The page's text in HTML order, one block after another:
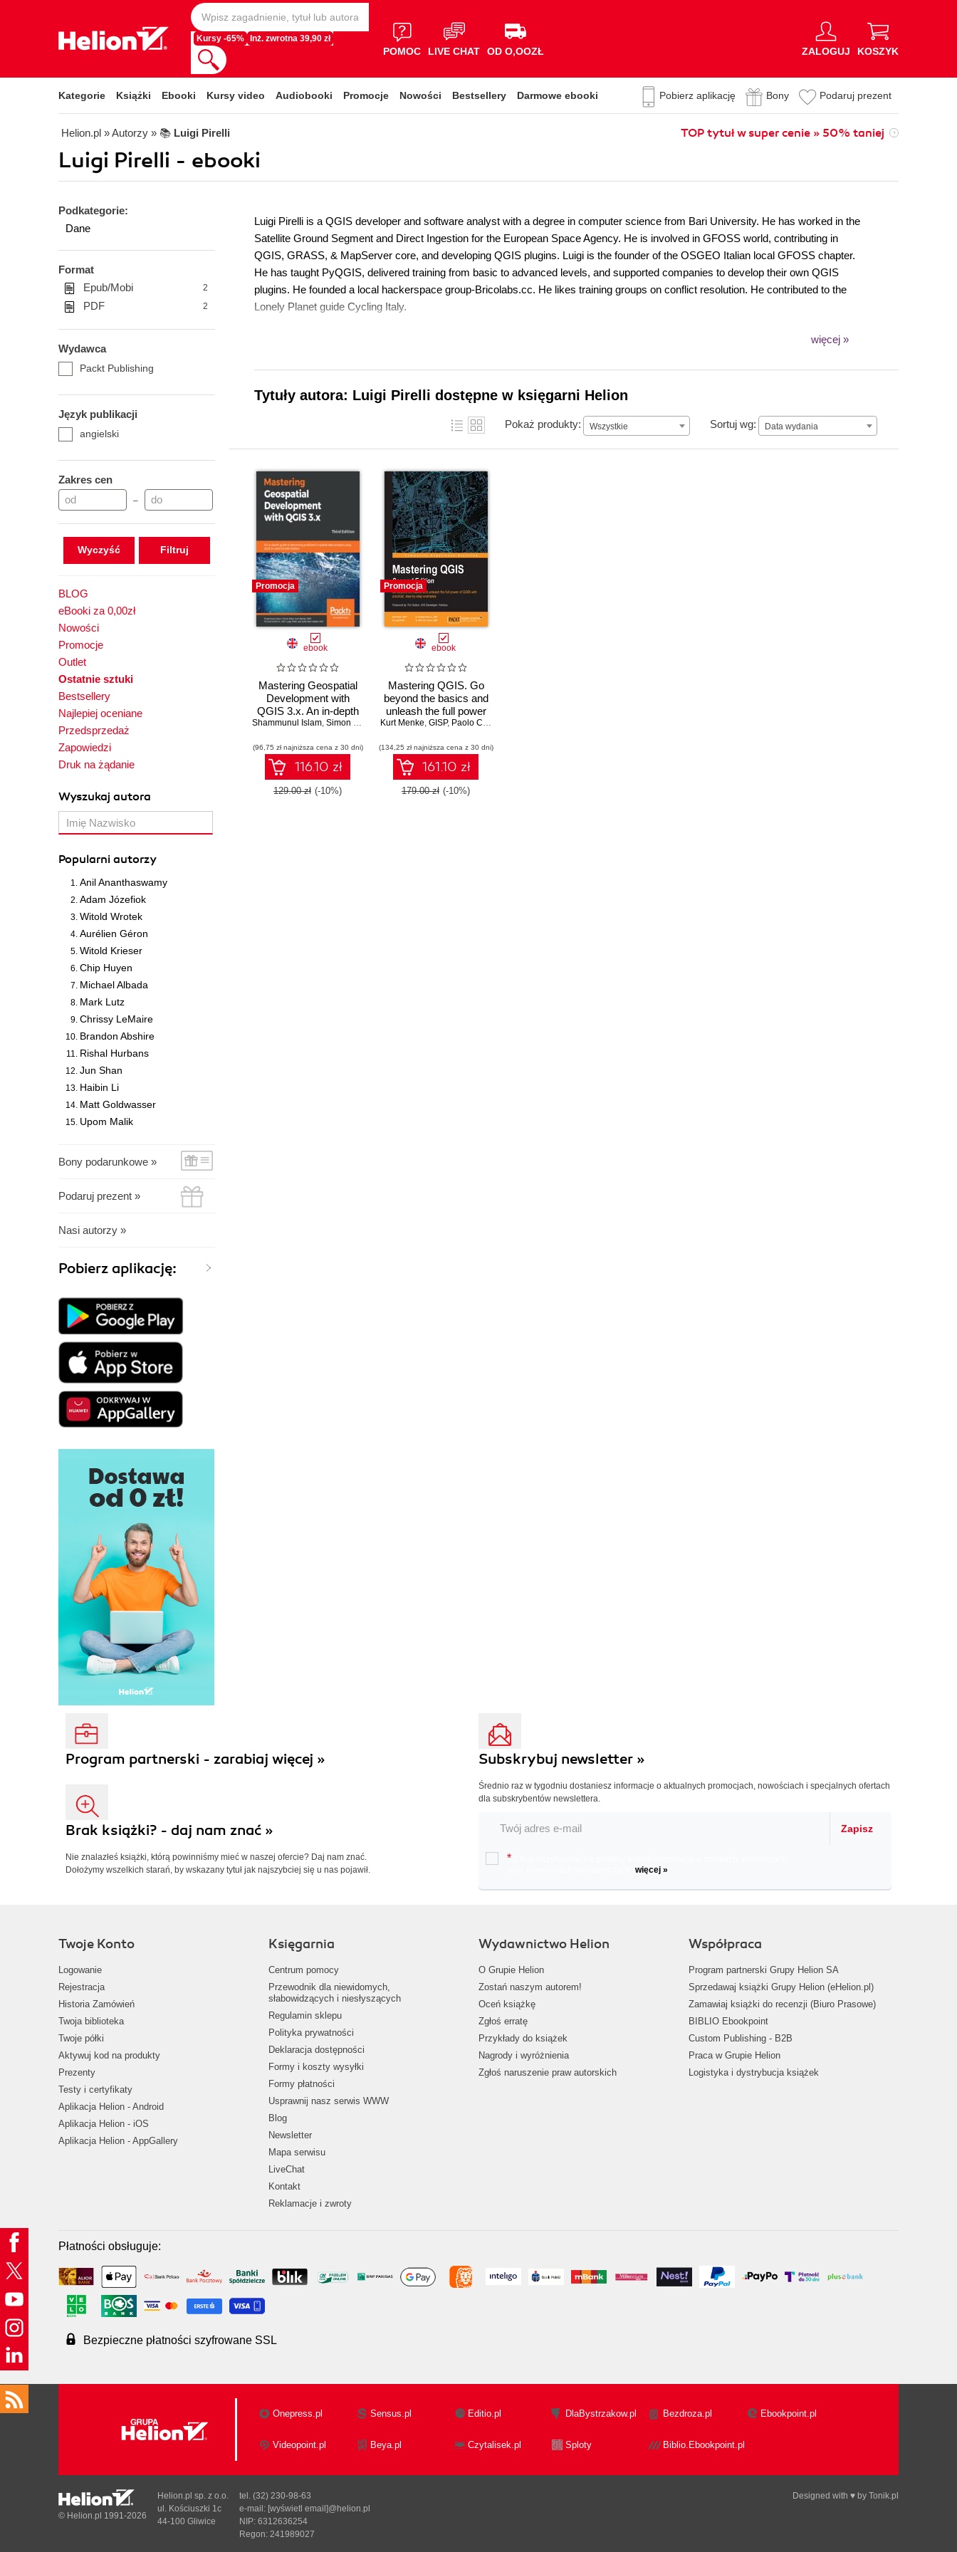
Kursy -65% Inż. zwrotna 39,90 zł
POMOC LIVE CHAT OD O,OOZŁ ZALOGUJ KOSZYK
Kategorie Książki Ebooki Kursy video Audiobooki Promocje Nowości Bestsellery Darmowe ebooki Pobierz aplikację Bony Podaruj prezent
Helion.pl » Autorzy » 📚 Luigi Pirelli TOP tytuł w super cenie » 50% taniej
Luigi Pirelli - ebooki
Podkategorie:
Dane
Format
Epub/Mobi
2
PDF 2
Wydawca
Packt Publishing
Język publikacji
angielski
Zakres cen
–
Wyczyść
BLOG
eBooki za 0,00zł
Nowości
Promocje
Outlet
Ostatnie sztuki
Bestsellery
Najlepiej oceniane
Przedsprzedaż
Zapowiedzi
Druk na żądanie
Wyszukaj autora
Popularni autorzy
Anil Ananthaswamy
Adam Józefiok
Witold Wrotek
Aurélien Géron
Witold Krieser
Chip Huyen
Michael Albada
Mark Lutz
Chrissy LeMaire
Brandon Abshire
Rishal Hurbans
Jun Shan
Haibin Li
Matt Goldwasser
Upom Malik
Bony podarunkowe »
Podaruj prezent »
Nasi autorzy »
Pobierz aplikację:
Luigi Pirelli is a QGIS developer and software analyst with a degree in computer science from Bari University. He has worked in the
Satellite Ground Segment and Direct Ingestion for the European Space Agency. He is involved in GFOSS world, contributing in
QGIS, GRASS, & MapServer core, and developing QGIS plugins. Luigi is the founder of the OSGEO Italian local GFOSS chapter.
He has taught PyQGIS, delivered training from basic to advanced levels, and supported companies to develop their own QGIS
plugins. He founded a local hackerspace group-Bricolabs.cc. He likes training groups on conflict resolution. He contributed to the
Lonely Planet guide Cycling Italy.
więcej »
Tytuły autora: Luigi Pirelli dostępne w księgarni Helion
Pokaż produkty: Wszystkie Sortuj wg: Data wydania
Data wydania
Promocja
ebook
Mastering Geospatial
Development with
QGIS 3.x. An in-depth
guide to becoming
analysis using QGIS
3.4 and 3.6 with Python
- Third Edition
Shammunul Islam, Simon Miles Kurt Menke, GISP, Richard Smith Jr.
(96,75 zł najniższa cena z 30 dni)
116.10 zł
129.00 zł (-10%)
Promocja
ebook
Mastering QGIS. Go
beyond the basics and
unleash the full power
of QGIS with practical,
- Second Edition
Kurt Menke, GISP, Paolo Corti
(134,25 zł najniższa cena z 30 dni)
161.10 zł
179.00 zł (-10%)
Program partnerski - zarabiaj więcej »
Brak książki? - daj nam znać »
Nie znalazłeś książki, którą powinniśmy mieć w naszej ofercie? Daj nam znać.
Dołożymy wszelkich starań, by wskazany tytuł jak najszybciej się u nas pojawił.
Subskrybuj newsletter »
Średnio raz w tygodniu dostaniesz informacje o aktualnych promocjach, nowościach i specjalnych ofertach
dla subskrybentów newslettera.
Zapisz
*
więcej »
Twoje Konto
Logowanie
Rejestracja
Historia Zamówień
Twoja biblioteka
Twoje półki
Aktywuj kod na produkty
Prezenty
Testy i certyfikaty
Aplikacja Helion - Android
Aplikacja Helion - iOS
Aplikacja Helion - AppGallery
Księgarnia
Centrum pomocy
Przewodnik dla niewidomych,
słabowidzących i niesłyszących
Regulamin sklepu
Polityka prywatności
Deklaracja dostępności
Formy i koszty wysyłki
Formy płatności
Usprawnij nasz serwis WWW
Blog
Newsletter
Mapa serwisu
LiveChat
Kontakt
Reklamacje i zwroty
Wydawnictwo Helion
O Grupie Helion
Zostań naszym autorem!
Oceń książkę
Zgłoś erratę
Przykłady do książek
Nagrody i wyróżnienia
Zgłoś naruszenie praw autorskich
Współpraca
Program partnerski Grupy Helion SA
Sprzedawaj książki Grupy Helion (eHelion.pl)
Zamawiaj książki do recenzji (Biuro Prasowe)
BIBLIO Ebookpoint
Custom Publishing - B2B
Praca w Grupie Helion
Logistyka i dystrybucja książek
Płatności obsługuje:
Bezpieczne płatności szyfrowane SSL
Onepress.pl Sensus.pl Editio.pl DlaBystrzakow.pl Bezdroza.pl Ebookpoint.pl
Videopoint.pl Beya.pl Czytalisek.pl Sploty Biblio.Ebookpoint.pl
Designed with ♥ by Tonik.pl
© Helion.pl 1991-2026
Helion.pl sp. z o.o.
ul. Kościuszki 1c
44-100 Gliwice
tel. (32) 230-98-63
e-mail: [wyświetl email]@helion.pl
NIP: 6312636254
Regon: 241989027